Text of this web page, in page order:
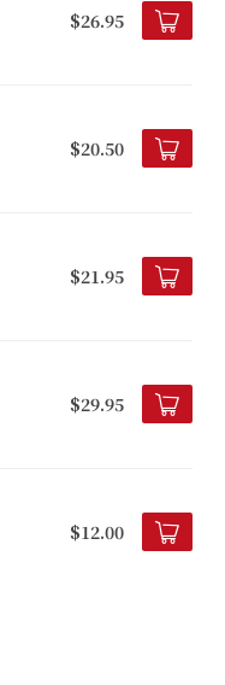
$26.95
$20.50
$21.95
$29.95
$12.00